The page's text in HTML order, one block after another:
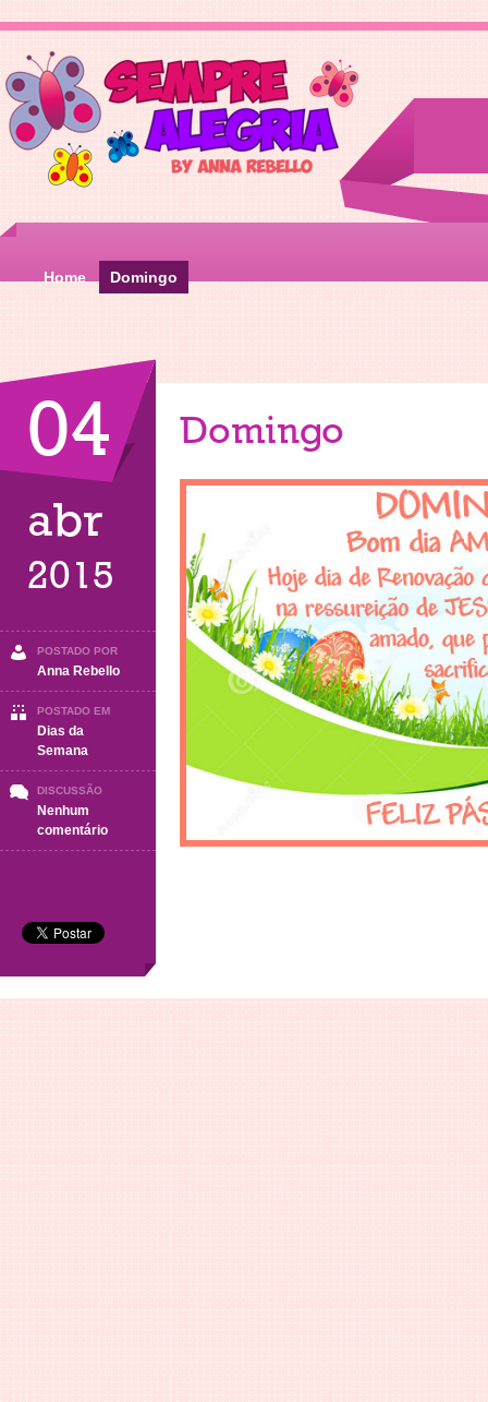
Home Domingo
04
abr
2015
POSTADO POR
Anna Rebello
POSTADO EM
Dias da
Semana
DISCUSSÃO
Nenhum
comentárioem
Domingo
Domingo